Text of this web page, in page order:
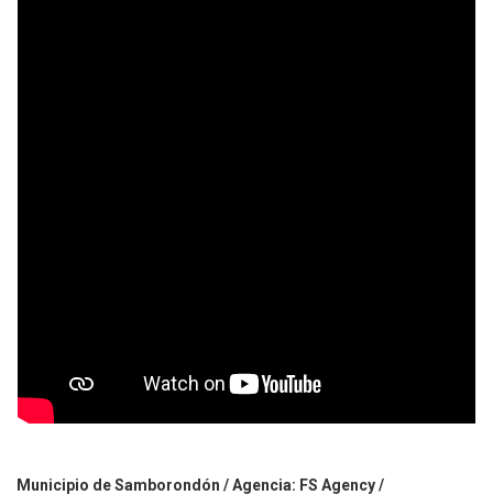
Municipio de Samborondón / Agencia: FS Agency /